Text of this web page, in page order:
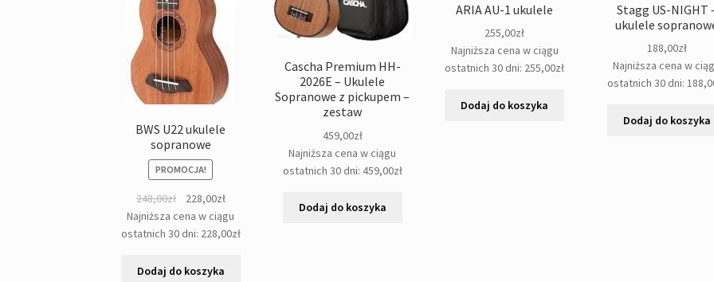
BWS U22 ukulele
sopranowe
PROMOCJA!
248,00zł
Pierwotna
cena
wynosiła:
228,00złAktualna
cena
wynosi:
Najniższa cena w ciągu
ostatnich 30 dni: 228,00zł
Dodaj do koszyka
Cascha Premium HH-
2026E – Ukulele
Sopranowe z pickupem –
zestaw
459,00zł
Najniższa cena w ciągu
ostatnich 30 dni: 459,00zł
Dodaj do koszyka
ARIA AU-1 ukulele
255,00zł
Najniższa cena w ciągu
ostatnich 30 dni: 255,00zł
Dodaj do koszyka
Stagg US-NIGHT
ukulele
188,00zł
Najniższa cena w
ostatnich 30 dni:
Dodaj do koszyka